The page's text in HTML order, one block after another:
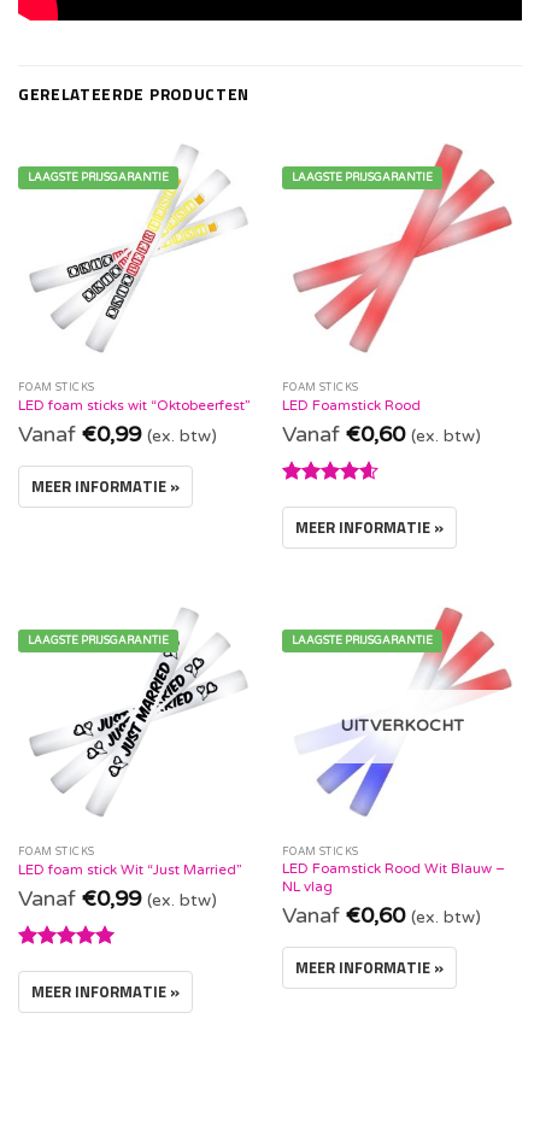
GERELATEERDE PRODUCTEN
LAAGSTE PRIJSGARANTIE
FOAM STICKS
LED foam sticks wit “Oktobeerfest”
Vanaf €0,99 (ex. btw)
MEER INFORMATIE »
LAAGSTE PRIJSGARANTIE
FOAM STICKS
LED Foamstick Rood
Vanaf €0,60 (ex. btw)
4.60uit 5
MEER INFORMATIE »
LAAGSTE PRIJSGARANTIE
FOAM STICKS
LED foam stick Wit “Just Married”
Vanaf €0,99 (ex. btw)
5.00uit 5
MEER INFORMATIE »
LAAGSTE PRIJSGARANTIE
UITVERKOCHT
FOAM STICKS
LED Foamstick Rood Wit Blauw –
NL vlag
Vanaf €0,60 (ex. btw)
MEER INFORMATIE »